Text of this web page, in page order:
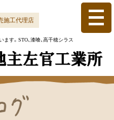
施工代理店
ます。 STO、漆喰、高千穂シラス